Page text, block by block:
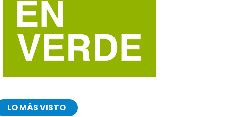
LO MÁS VISTO